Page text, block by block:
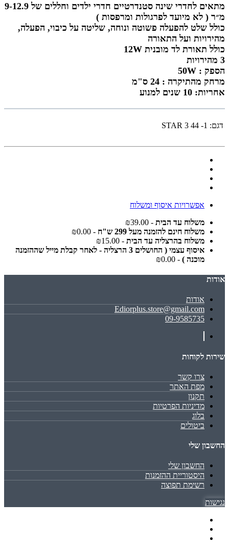
מתאים לחדרי שינה סטנדרטיים חדרי ילדים וחללים של 9-12.9
מ״ר ( לא מיועד לפרגולות ומרפסות )
כולל שלט להפעלה פשוטה ונוחה, שליטה על כיבוי, הפעלה,
מהירויות ועל התאורה
כולל תאורת לד מובנית 12W
3 מהירויות
הספק : 50W
מרחק מהתיקרה : 24 ס"מ
אחריות: 10 שנים למנוע
דגם: STAR 3 44 -1
אפשרויות איסוף ומשלוח
משלוח עד הבית - ₪39.00
משלוח חינם להזמנה מעל 299 ש"ח
- ₪0.00
משלוח בהרצליה עד הבית - ₪15.00
איסוף עצמי ( החושלים 3 הרצליה - לאחר קבלת מייל שההזמנה
מוכנה ) - ₪0.00
אודות
אודות
Ediorplus.store@gmail.com
09-9585735
שירות לקוחות
צרו קשר
מפת האתר
תקנון
מדיניות הפרטיות
בלוג
ביטולים
החשבון שלי
החשבון שלי
היסטוריית ההזמנות
רשימת תפוצה
נגישות